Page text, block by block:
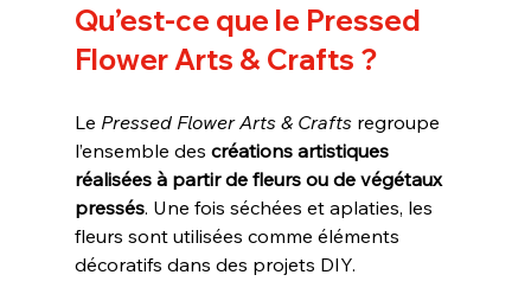
Qu’est-ce que le Pressed
Flower Arts & Crafts ?
Le Pressed Flower Arts & Crafts regroupe
l’ensemble des créations artistiques
réalisées à partir de fleurs ou de végétaux
pressés. Une fois séchées et aplaties, les
fleurs sont utilisées comme éléments
décoratifs dans des projets DIY.